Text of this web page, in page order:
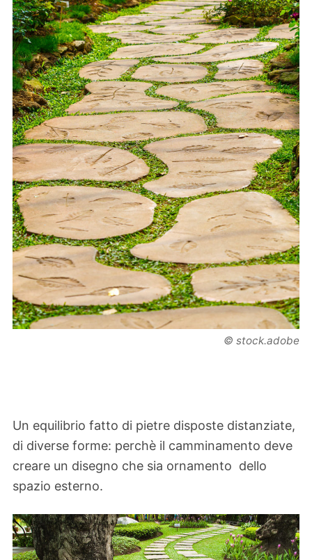
© stock.adobe
Un equilibrio fatto di pietre disposte distanziate,
di diverse forme: perchè il camminamento deve
creare un disegno che sia ornamento dello
spazio esterno.